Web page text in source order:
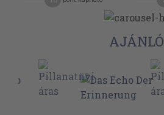
AJÁNLÓ